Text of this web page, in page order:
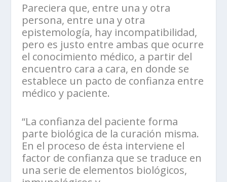
Pareciera que, entre una y otra
persona, entre una y otra
epistemología, hay incompatibilidad,
pero es justo entre ambas que ocurre
el conocimiento médico, a partir del
encuentro cara a cara, en donde se
establece un pacto de confianza entre
médico y paciente.
“La confianza del paciente forma
parte biológica de la curación misma.
En el proceso de ésta interviene el
factor de confianza que se traduce en
una serie de elementos biológicos,